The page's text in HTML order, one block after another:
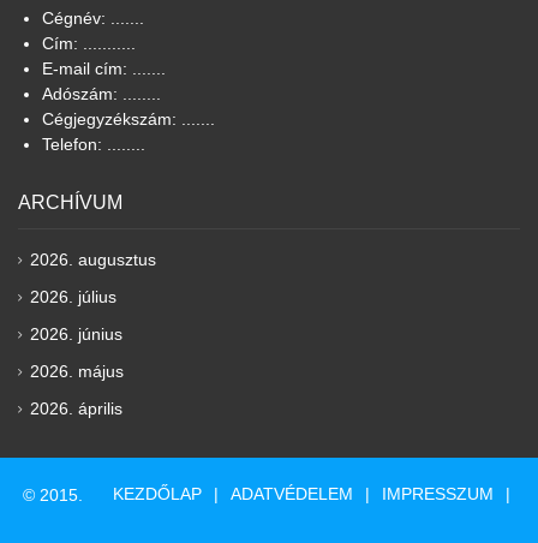
Cégnév: .......
Cím: ...........
E-mail cím: .......
Adószám: ........
Cégjegyzékszám: .......
Telefon: ........
ARCHÍVUM
2026. augusztus
2026. július
2026. június
2026. május
2026. április
© 2015. KEZDŐLAP ADATVÉDELEM IMPRESSZUM